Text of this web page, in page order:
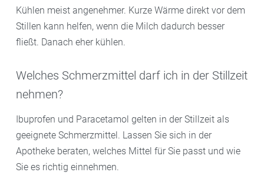
Kühlen meist angenehmer. Kurze Wärme direkt vor dem
Stillen kann helfen, wenn die Milch dadurch besser
fließt. Danach eher kühlen.
Welches Schmerzmittel darf ich in der Stillzeit
nehmen?
Ibuprofen und Paracetamol gelten in der Stillzeit als
geeignete Schmerzmittel. Lassen Sie sich in der
Apotheke beraten, welches Mittel für Sie passt und wie
Sie es richtig einnehmen.